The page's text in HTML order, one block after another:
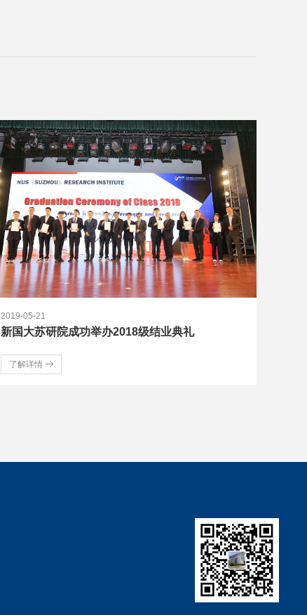
2019-05-21
新国大苏研院成功举办2018级结业典礼
了解详情